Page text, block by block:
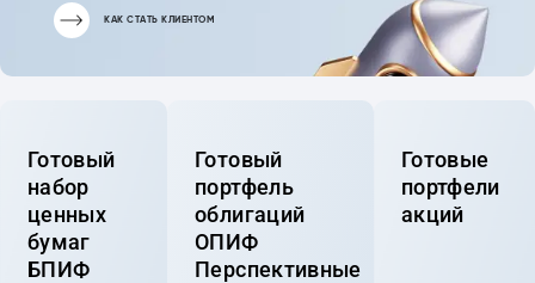
КАК СТАТЬ КЛИЕНТОМ
Готовый
набор
ценных
бумаг
БПИФ
Готовый
портфель
облигаций
ОПИФ
Перспективные
Готовые
портфели
акций